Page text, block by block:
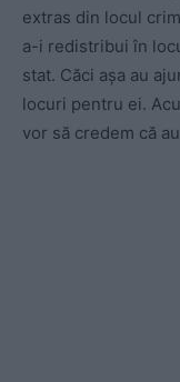
extras din locul
a-i redistribui în
stat. Căci așa au
locuri pentru ei.
vor să credem că